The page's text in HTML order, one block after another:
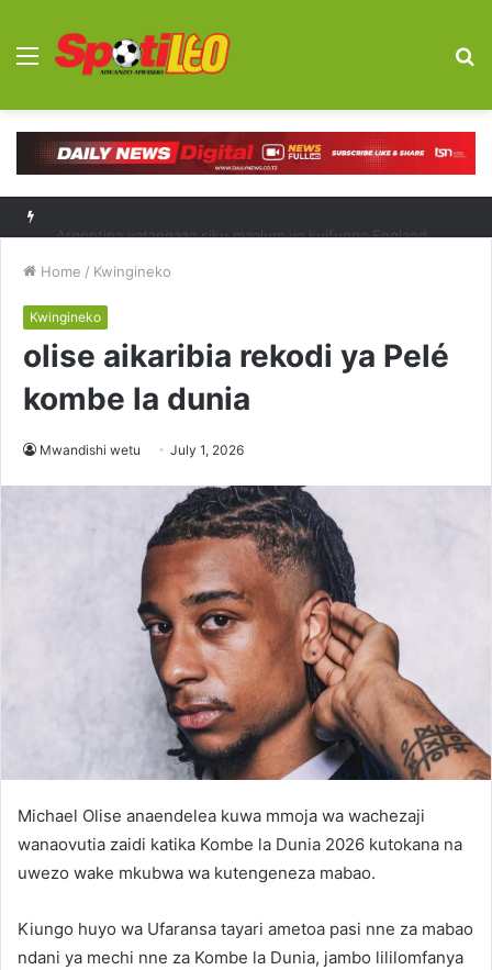
Menu
Home / Kwingineko
Kwingineko
olise aikaribia rekodi ya Pelé
kombe la dunia
Mwandishi wetu July 1, 2026
Michael Olise anaendelea kuwa mmoja wa wachezaji
wanaovutia zaidi katika Kombe la Dunia 2026 kutokana na
uwezo wake mkubwa wa kutengeneza mabao.
Kiungo huyo wa Ufaransa tayari ametoa pasi nne za mabao
ndani ya mechi nne za Kombe la Dunia, jambo lililomfanya